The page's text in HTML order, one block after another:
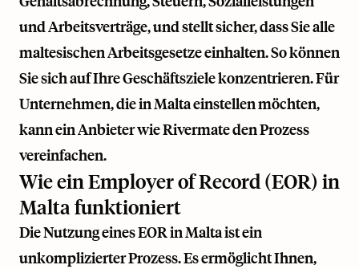
und Arbeitsverträge, und stellt sicher, dass Sie alle
maltesischen Arbeitsgesetze einhalten. So können
Sie sich auf Ihre Geschäftsziele konzentrieren. Für
Unternehmen, die in Malta einstellen möchten,
kann ein Anbieter wieRivermateden Prozess
vereinfachen.
Wie ein Employer of Record (EOR) in
Malta funktioniert
Die Nutzung eines EOR in Malta ist ein
unkomplizierter Prozess. Es ermöglicht Ihnen,